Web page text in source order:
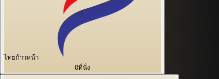
ไทยก้าวหน้า
0ที่นั่ง